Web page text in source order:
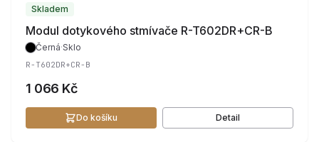
Skladem
Modul dotykového stmívače R-T602DR+CR-B
Černá·Sklo
R-T602DR+CR-B
1 066 Kč
Do košíku Detail